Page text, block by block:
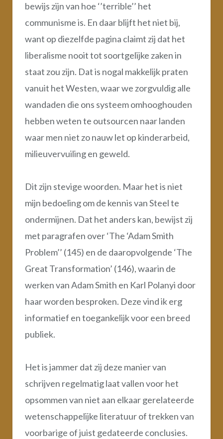
bewijs zijn van hoe ‘’terrible’’ het
communisme is. En daar blijft het niet bij,
want op diezelfde pagina claimt zij dat het
liberalisme nooit tot soortgelijke zaken in
staat zou zijn. Dat is nogal makkelijk praten
vanuit het Westen, waar we zorgvuldig alle
wandaden die ons systeem omhooghouden
hebben weten te outsourcen naar landen
waar men niet zo nauw let op kinderarbeid,
milieuvervuiling en geweld.
Dit zijn stevige woorden. Maar het is niet
mijn bedoeling om de kennis van Steel te
ondermijnen. Dat het anders kan, bewijst zij
met paragrafen over ‘The ‘Adam Smith
Problem’’ (145) en de daaropvolgende ‘The
Great Transformation’ (146), waarin de
werken van Adam Smith en Karl Polanyi door
haar worden besproken. Deze vind ik erg
informatief en toegankelijk voor een breed
publiek.
Het is jammer dat zij deze manier van
schrijven regelmatig laat vallen voor het
opsommen van niet aan elkaar gerelateerde
wetenschappelijke literatuur of trekken van
voorbarige of juist gedateerde conclusies.